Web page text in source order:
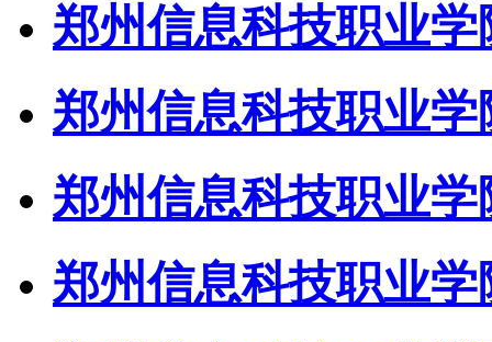
郑州信息科技职业
郑州信息科技职业
郑州信息科技职业
郑州信息科技职业